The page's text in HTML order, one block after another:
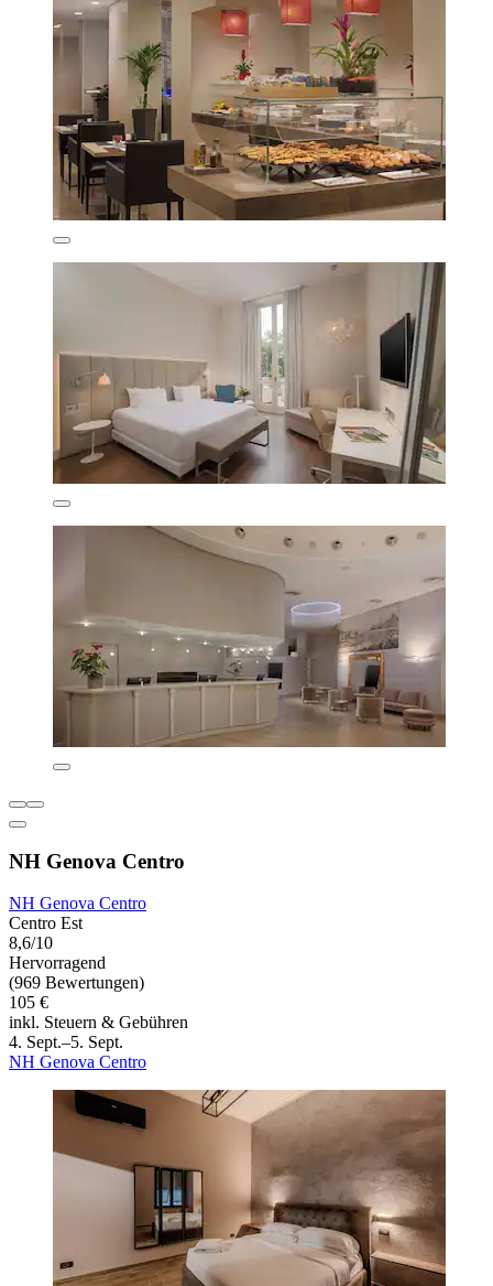
NH Genova Centro
NH Genova Centro
Centro Est
8,6/10
Hervorragend
(969 Bewertungen)
105 €
inkl. Steuern & Gebühren
4. Sept.–5. Sept.
NH Genova Centro